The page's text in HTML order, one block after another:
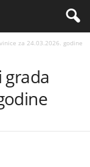
za 24.03.2026. godine
grada